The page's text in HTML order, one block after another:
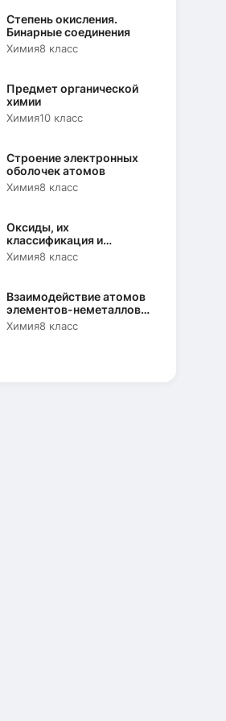
Степень окисления.
Бинарные соединения
Химия8 класс
Предмет органической
химии
Химия10 класс
Строение электронных
оболочек атомов
Химия8 класс
Оксиды, их
классификация и
свойства
Химия8 класс
Взаимодействие атомов
элементов-неметаллов
между собой
Химия8 класс